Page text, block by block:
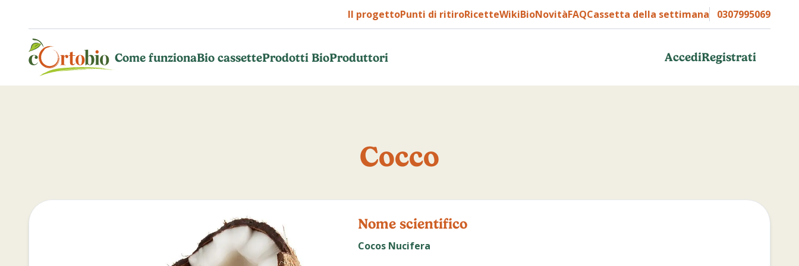
Come funzionaBio cassetteProdotti BioProduttori
Il progettoPunti di ritiroRicetteWikiBioNovitàFAQCassetta della settimana 0307995069
AccediRegistrati
Cocco
Nome scientifico
Cocos Nucifera